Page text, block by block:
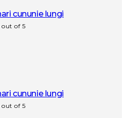
cununie lungi
out of 5
cununie lungi
out of 5